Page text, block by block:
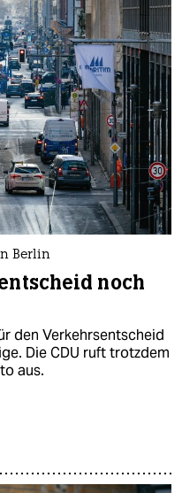
Berlin
noch
den Verkehrsentscheid
Die CDU ruft trotzdem
aus.